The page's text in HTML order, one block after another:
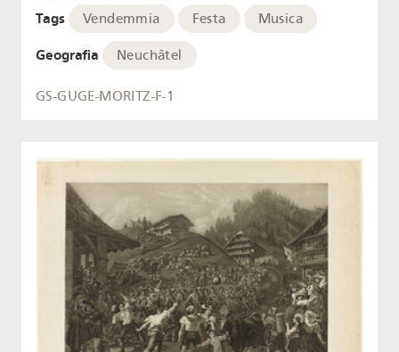
Tags Vendemmia Festa Musica
Geografia Neuchâtel
GS-GUGE-MORITZ-F-1